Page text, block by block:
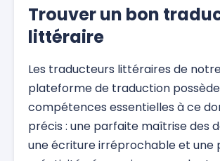
Trouver un bon
littéraire
Les traducteurs littéraires de
plateforme de traduction
compétences essentielles à ce
précis : une parfaite maîtrise des
une écriture irréprochable et une